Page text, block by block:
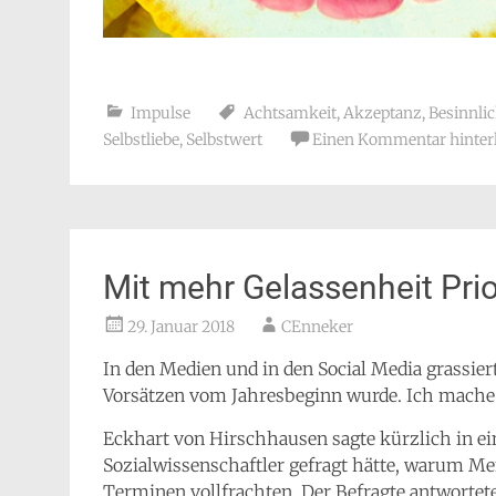
Impulse Achtsamkeit,Akzeptanz,
Selbstliebe, Selbstwert Einen Kommentar
Mit mehr Gelassenheit
29. Januar 2018 CEnneker
In den Medien und in den Social Media
Vorsätzen vom Jahresbeginn wurde. Ich
Eckhart von Hirschhausen sagte kürzlich in
Sozialwissenschaftler gefragt hätte, warum